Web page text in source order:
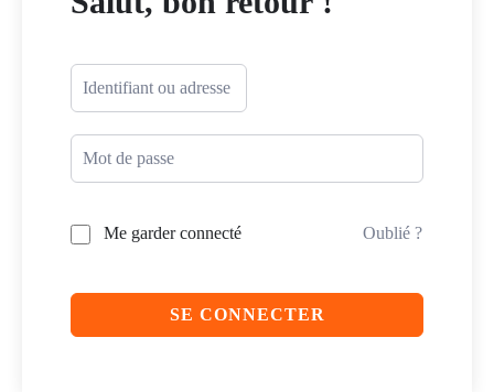
Me garder connecté Oublié ?
SE CONNECTER